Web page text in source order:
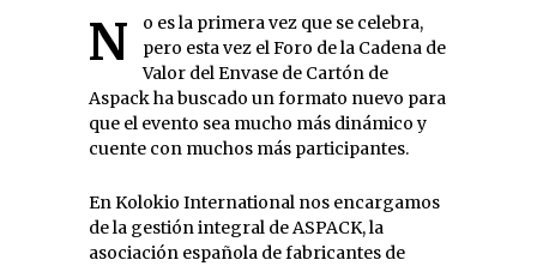
No es la primera vez que se celebra,
pero esta vez el Foro de la Cadena de
Valor del Envase de Cartón de
Aspack ha buscado un formato nuevo para
que el evento sea mucho más dinámico y
cuente con muchos más participantes.
En Kolokio International nos encargamos
de la gestión integral de ASPACK, la
asociación española de fabricantes de